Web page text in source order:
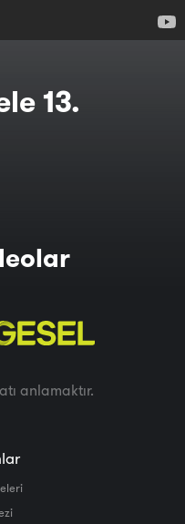
13.
anlamaktır.